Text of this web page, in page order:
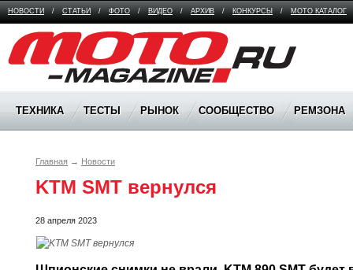
НОВОСТИ / СТАТЬИ / ФОТО / ВИДЕО / АРХИВ / КОНКУРСЫ / МОТО КАТАЛОГ
Moto Magazine
ТЕХНИКА ТЕСТЫ РЫНОК СООБЩЕСТВО РЕМЗОНА
Главная → Новости
KTM SMT вернулся
28 апреля 2023